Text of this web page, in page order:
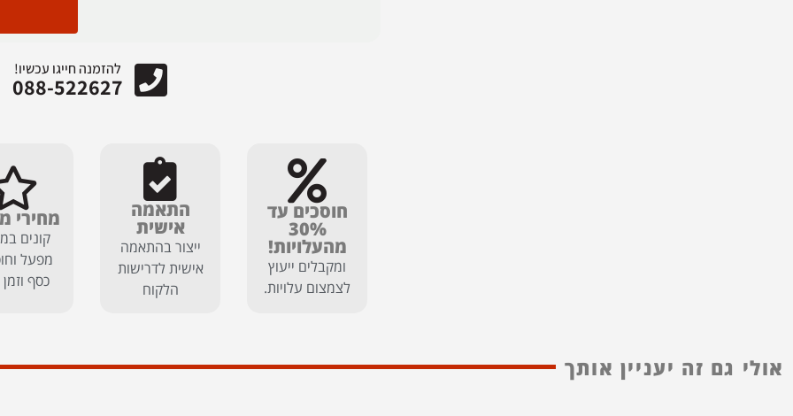
להזמנה חייגו עכשיו!
088-522627
חוסכים עד
30%
מהעלויות!
ומקבלים ייעוץ
לצמצום עלויות.
התאמה
אישית
ייצור בהתאמה
אישית לדרישות
הלקוח
מחירי
קונים
מפעל
כסף
אולי גם זה יעניין אותך